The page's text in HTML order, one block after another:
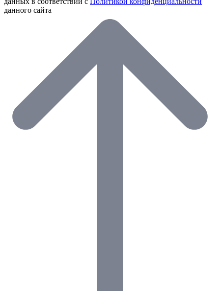
данного сайта